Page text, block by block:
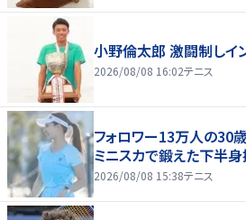
小野倫太郎 激闘制しイ
2026/08/08 16:02テニス
フォロワー13万人の30
ミニスカで鍛えた下半身
2026/08/08 15:38テニス